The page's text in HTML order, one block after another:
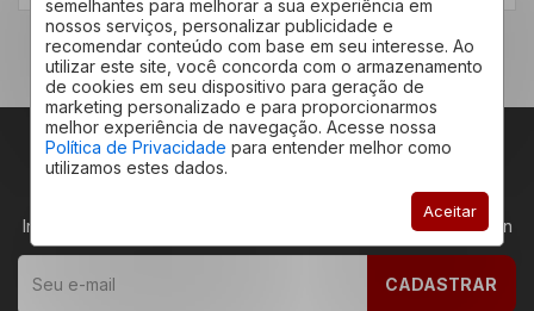
semelhantes para melhorar a sua experiência em
nossos serviços, personalizar publicidade e
recomendar conteúdo com base em seu interesse. Ao
utilizar este site, você concorda com o armazenamento
de cookies em seu dispositivo para geração de
marketing personalizado e para proporcionarmos
melhor experiência de navegação. Acesse nossa
Política de Privacidade para entender melhor como
utilizamos estes dados.
Aceitar
RECEBA NOVIDADES
Insira seu email abaixo para receber novidades da Redeplan
CADASTRAR